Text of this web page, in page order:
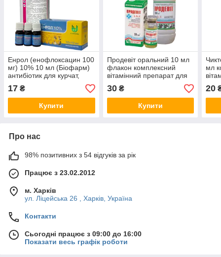
Енрол (енофлоксацин 100
мг) 10% 10 мл (Біофарм)
антибіотик для курчат,
індичка, бройлерів,
каченят і гусашок
17 ₴
Купити
Продевіт оральний 10 мл
флакон комплексний
вітамінний препарат для
птиці
30₴
Купити
мл
20
Про нас
98% позитивних з 54 відгуків за рік
Працює з 23.02.2012
м. Харків
ул. Ліцейська 26 , Харків, Україна
Контакти
Сьогодні працює з 09:00 до 16:00
Показати весь графік роботи